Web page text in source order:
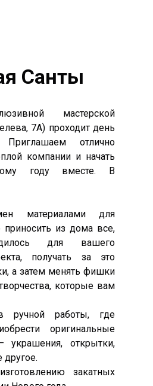
Санты
мастерской
7А) проходит день
отлично
компании и начать
году вместе. В
материалами для
из дома все,
для вашего
получать за это
а затем менять фишки
которые вам
ручной работы, где
оригинальные
украшения, открытки,
другое.
закатных